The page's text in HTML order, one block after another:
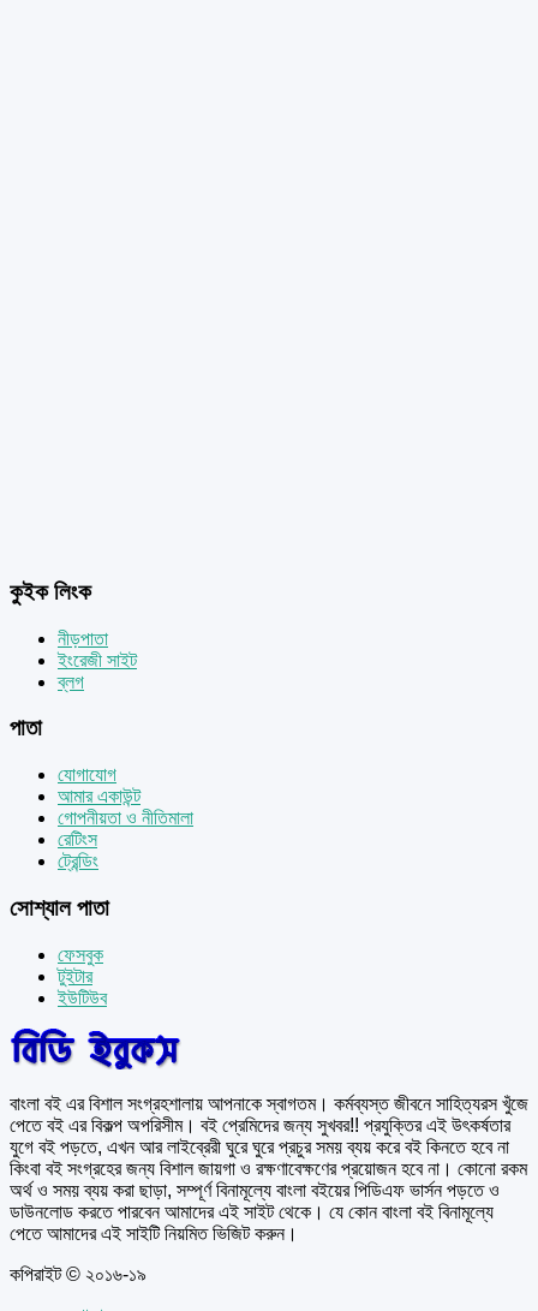
কুইক লিংক
নীড়পাতা
ইংরেজী সাইট
ব্লগ
পাতা
যোগাযোগ
আমার একাউন্ট
গোপনীয়তা ও নীতিমালা
রেটিংস
ট্রেন্ডিং
সোশ্যাল পাতা
ফেসবুক
টুইটার
ইউটিউব
বাংলা বই এর বিশাল সংগ্রহশালায় আপনাকে স্বাগতম। কর্মব্যস্ত জীবনে সাহিত্যরস খুঁজে
পেতে বই এর বিকল্প অপরিসীম। বই প্রেমিদের জন্য সুখবর!! প্রযুক্তির এই উৎকর্ষতার
যুগে বই পড়তে, এখন আর লাইব্রেরী ঘুরে ঘুরে প্রচুর সময় ব্যয় করে বই কিনতে হবে না
কিংবা বই সংগ্রহের জন্য বিশাল জায়গা ও রক্ষণাবেক্ষণের প্রয়োজন হবে না। কোনো রকম
অর্থ ও সময় ব্যয় করা ছাড়া, সম্পূর্ণ বিনামূল্যে বাংলা বইয়ের পিডিএফ ভার্সন পড়তে ও
ডাউনলোড করতে পারবেন আমাদের এই সাইট থেকে। যে কোন বাংলা বই বিনামূল্যে
পেতে আমাদের এই সাইটি নিয়মিত ভিজিট করুন।
কপিরাইট © ২০১৬-১৯